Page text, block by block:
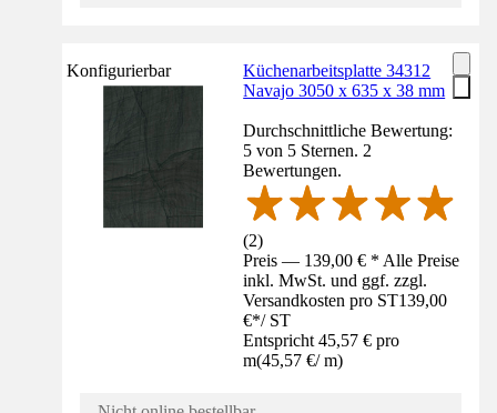
Konfigurierbar
Küchenarbeitsplatte 34312
Navajo 3050 x 635 x 38 mm
Durchschnittliche Bewertung:
5 von 5 Sternen. 2
Bewertungen.
(2)
Preis — 139,00 € * Alle Preise
inkl. MwSt. und ggf. zzgl.
Versandkosten pro ST139,00
€*/ ST
Entspricht 45,57 € pro
m(45,57 €/ m)